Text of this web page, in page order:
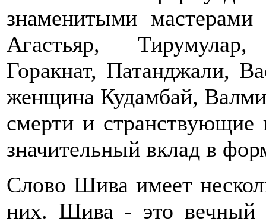
знаменитыми
Агастьяр, Тирумулар,
Горакнат, Патанджали,
женщина Кудамбай,
смерти и
значительный вклад в
Слово Шива имеет
них. Шива - это вечный